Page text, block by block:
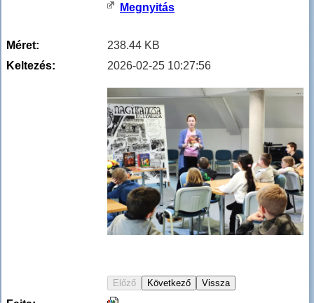
Megnyitás
Méret:
238.44 KB
Keltezés:
2026-02-25 10:27:56